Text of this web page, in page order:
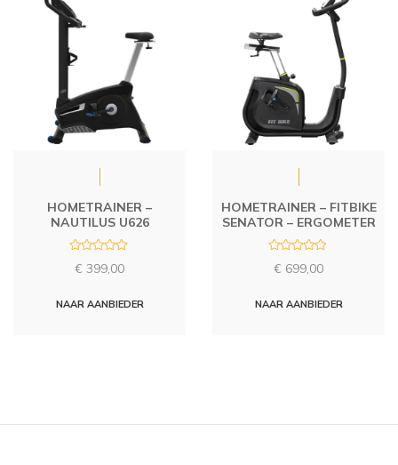
HOMETRAINER –
NAUTILUS U626
a
d
€ 399,00
NAAR AANBIEDER
HOMETRAINER – FITBIKE
SENATOR – ERGOMETER
a
d
€ 699,00
NAAR AANBIEDER